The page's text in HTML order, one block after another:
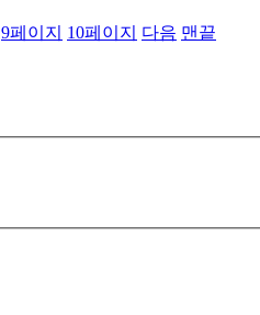
9페이지 10페이지 다음 맨끝